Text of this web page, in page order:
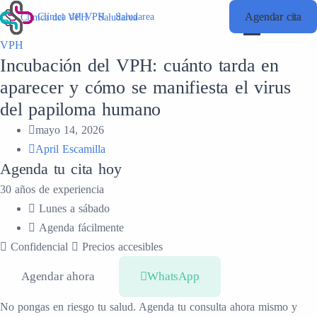
Clínica del VPH · Saludarea Agendar cita
Clínica del VPH · Saludarea Agendar cita
VPH
Incubación del VPH: cuánto tarda en
aparecer y cómo se manifiesta el virus
del papiloma humano
mayo 14, 2026
April Escamilla
Agenda tu cita hoy
30 años de experiencia
Lunes a sábado
Agenda fácilmente
Confidencial
Precios accesibles
Agendar ahora WhatsApp
No pongas en riesgo tu salud. Agenda tu consulta ahora mismo y